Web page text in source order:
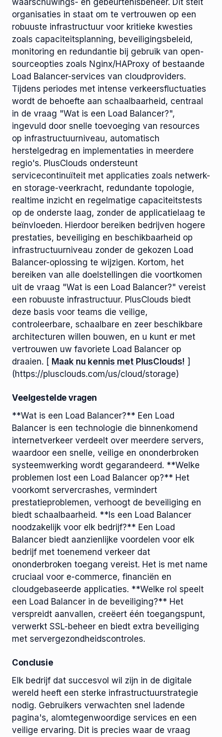
waarschuwings- en gebeurtenisbeheer. Dit stelt
organisaties in staat om te vertrouwen op een
robuuste infrastructuur voor kritieke kwesties
zoals capaciteitsplanning, beveiligingsbeleid,
monitoring en redundantie bij gebruik van open-
sourceopties zoals Nginx/HAProxy of bestaande
Load Balancer-services van cloudproviders.
Tijdens periodes met intense verkeersfluctuaties
wordt de behoefte aan schaalbaarheid, centraal
in de vraag "Wat is een Load Balancer?",
ingevuld door snelle toevoeging van resources
op infrastructuurniveau, automatisch
herstelgedrag en implementaties in meerdere
regio's. PlusClouds ondersteunt
servicecontinuïteit met applicaties zoals netwerk-
en storage-veerkracht, redundante topologie,
realtime inzicht en regelmatige capaciteitstests
op de onderste laag, zonder de applicatielaag te
beïnvloeden. Hierdoor bereiken bedrijven hogere
prestaties, beveiliging en beschikbaarheid op
infrastructuurniveau zonder de gekozen Load
Balancer-oplossing te wijzigen. Kortom, het
bereiken van alle doelstellingen die voortkomen
uit de vraag "Wat is een Load Balancer?" vereist
een robuuste infrastructuur. PlusClouds biedt
deze basis voor teams die veilige,
controleerbare, schaalbare en zeer beschikbare
architecturen willen bouwen, en u kunt er met
vertrouwen uw favoriete Load Balancer op
draaien. [ Maak nu kennis met PlusClouds! ]
(https://plusclouds.com/us/cloud/storage)
Veelgestelde vragen
**Wat is een Load Balancer?** Een Load
Balancer is een technologie die binnenkomend
internetverkeer verdeelt over meerdere servers,
waardoor een snelle, veilige en ononderbroken
systeemwerking wordt gegarandeerd. **Welke
problemen lost een Load Balancer op?** Het
voorkomt servercrashes, vermindert
prestatieproblemen, verhoogt de beveiliging en
biedt schaalbaarheid. **Is een Load Balancer
noodzakelijk voor elk bedrijf?** Een Load
Balancer biedt aanzienlijke voordelen voor elk
bedrijf met toenemend verkeer dat
ononderbroken toegang vereist. Het is met name
cruciaal voor e-commerce, financiën en
cloudgebaseerde applicaties. **Welke rol speelt
een Load Balancer in de beveiliging?** Het
verspreidt aanvallen, creëert één toegangspunt,
verwerkt SSL-beheer en biedt extra beveiliging
met servergezondheidscontroles.
Conclusie
Elk bedrijf dat succesvol wil zijn in de digitale
wereld heeft een sterke infrastructuurstrategie
nodig. Gebruikers verwachten snel ladende
pagina's, alomtegenwoordige services en een
veilige ervaring. Dit is precies waar de vraag